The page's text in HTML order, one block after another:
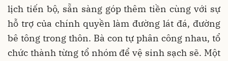
lịch tiến bộ, sẵn sàng góp thêm tiền cùng với sự
hỗ trợ của chính quyền làm đường lát đá, đường
bê tông trong thôn. Bà con tự phân công nhau, tổ
chức thành từng tổ nhóm để vệ sinh sạch sẽ. Một